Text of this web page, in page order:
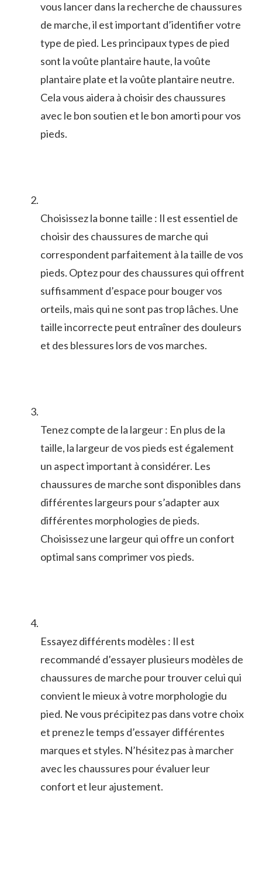
vous lancer dans la⁣ recherche de chaussures
⁢de marche, il est important d’identifier votre
type​ de pied. Les principaux types de pied
sont la voûte plantaire haute, la voûte
⁢plantaire ⁤plate et​ la ⁣voûte plantaire neutre.
Cela vous ​aidera à choisir des chaussures
avec ⁤le bon soutien et le bon⁤ amorti pour vos
pieds.
Choisissez la bonne ‌taille ‍: Il est essentiel de
choisir des chaussures de marche qui
correspondent parfaitement à la taille​ de vos
pieds. Optez pour des chaussures qui offrent
‍suffisamment d’espace pour‌ bouger vos‍
orteils, mais​ qui ne sont pas trop⁢ lâches. Une
taille incorrecte peut entraîner des douleurs
et des blessures lors‍ de vos marches.
Tenez ⁣compte de la largeur : En ⁢plus de la
taille, la largeur de⁤ vos pieds​ est également
‍un‍ aspect important‌ à considérer. Les
chaussures de⁤ marche sont disponibles dans
différentes‌ largeurs pour s’adapter aux
différentes morphologies de pieds.
Choisissez​ une largeur qui offre‍ un confort
optimal⁤ sans comprimer vos pieds.
Essayez différents modèles : Il est
recommandé⁤ d’essayer plusieurs modèles de
chaussures ⁣de marche pour⁢ trouver celui qui
convient le mieux à votre morphologie ​du
⁤pied. Ne vous précipitez pas dans votre choix
et ‌prenez le temps⁤ d’essayer différentes‌
marques​ et styles. N’hésitez pas à marcher
avec les chaussures ⁤pour évaluer leur
confort et leur ajustement.